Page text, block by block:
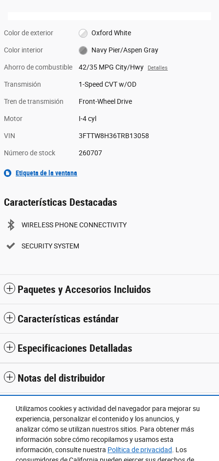
Utilizamos cookies y actividad del navegador para mejorar su
experiencia, personalizar el contenido y los anuncios, y
analizar cómo se utilizan nuestros sitios. Para obtener más
información sobre cómo recopilamos y usamos esta
información, consulte nuestra Política de privacidad. Los
Color de exterior Oxford White
Color interior Navy Pier/Aspen Gray
Ahorro de combustible 42/35 MPG City/Hwy Detalles
Transmisión 1-Speed CVT w/OD
Tren de transmisión Front-Wheel Drive
Motor I-4 cyl
VIN 3FTTW8H36TRB13058
Número de stock 260707
Etiqueta de la ventana
Características Destacadas
WIRELESS PHONE CONNECTIVITY
SECURITY SYSTEM
Paquetes y Accesorios Incluidos
Características estándar
Especificaciones Detalladas
Notas del distribuidor
Ubicado en
Camelback Ford
Detalles de Ubicación
Sitio web